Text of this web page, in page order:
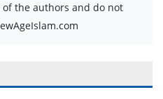
the authors and do not